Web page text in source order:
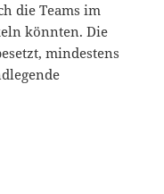
die Teams im
könnten. Die
mindestens